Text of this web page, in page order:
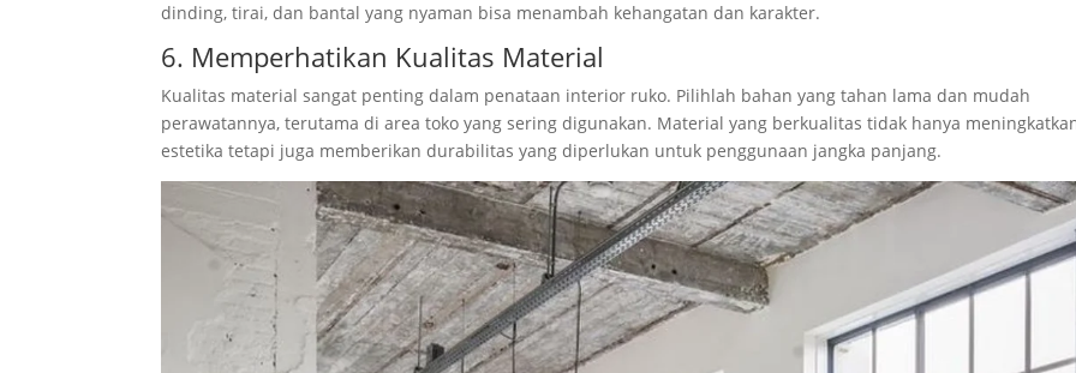
dinding, tirai, dan bantal yang nyaman bisa menambah kehangatan dan karakter.
6. Memperhatikan Kualitas Material
Kualitas material sangat penting dalam penataan interior ruko. Pilihlah bahan yang tahan lama dan mudah
perawatannya, terutama di area toko yang sering digunakan. Material yang berkualitas tidak hanya
estetika tetapi juga memberikan durabilitas yang diperlukan untuk penggunaan jangka panjang.